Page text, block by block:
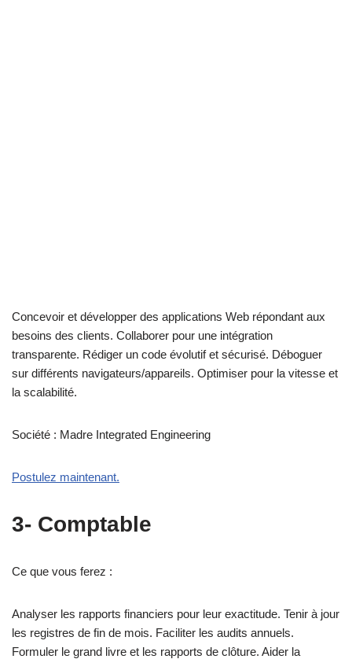
Concevoir et développer des applications Web répondant aux
besoins des clients. Collaborer pour une intégration
transparente. Rédiger un code évolutif et sécurisé. Déboguer
sur différents navigateurs/appareils. Optimiser pour la vitesse et
la scalabilité.
Société : Madre Integrated Engineering
Postulez maintenant.
3- Comptable
Ce que vous ferez :
Analyser les rapports financiers pour leur exactitude. Tenir à jour
les registres de fin de mois. Faciliter les audits annuels.
Formuler le grand livre et les rapports de clôture. Aider la